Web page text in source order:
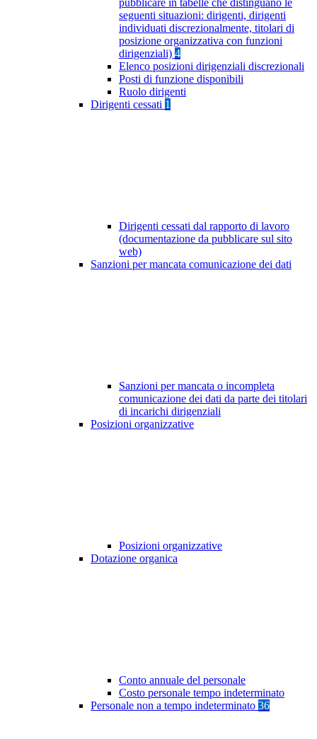
pubblicare in tabelle che distinguano le
seguenti situazioni: dirigenti, dirigenti
individuati discrezionalmente, titolari di
posizione organizzativa con funzioni
dirigenziali) 4
Elenco posizioni dirigenziali discrezionali
Posti di funzione disponibili
Ruolo dirigenti
Dirigenti cessati 1
Dirigenti cessati dal rapporto di lavoro
(documentazione da pubblicare sul sito
web)
Sanzioni per mancata comunicazione dei dati
Sanzioni per mancata o incompleta
comunicazione dei dati da parte dei titolari
di incarichi dirigenziali
Posizioni organizzative
Posizioni organizzative
Dotazione organica
Conto annuale del personale
Costo personale tempo indeterminato
Personale non a tempo indeterminato 36